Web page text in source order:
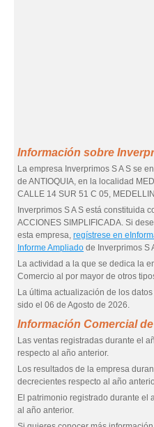
Información sobre
La empresa Inverprimos S A S se
de ANTIOQUIA, en la localidad
CALLE 14 SUR 51 C 05,
Inverprimos S A S está constituida
ACCIONES SIMPLIFICADA. Si
esta empresa, regístrese en
Informe Ampliado de Inverprimos S
La actividad a la que se dedica la
Comercio al por mayor de otros
La última actualización de los
sido el 06 de Agosto de 2026.
Información Comercial
Las ventas registradas durante el
respecto al año anterior.
Los resultados de la empresa
decrecientes respecto al año
El patrimonio registrado durante el
al año anterior.